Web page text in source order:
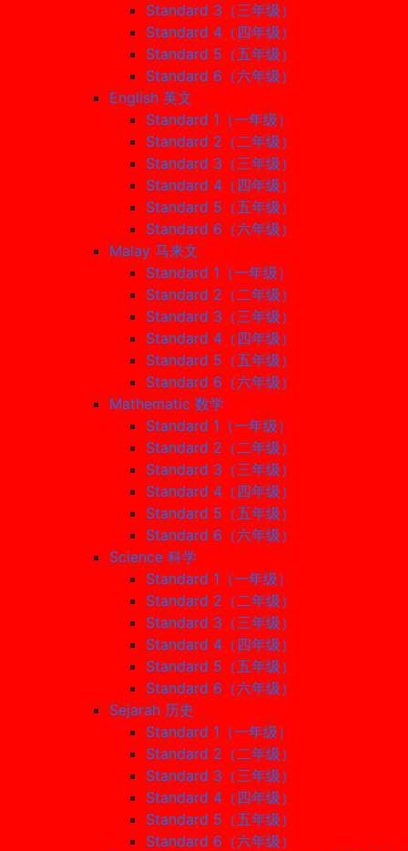
Standard 3（三年级）
Standard 4（四年级）
Standard 5（五年级）
Standard 6（六年级）
English 英文
Standard 1（一年级）
Standard 2（二年级）
Standard 3（三年级）
Standard 4（四年级）
Standard 5（五年级）
Standard 6（六年级）
Malay 马来文
Standard 1（一年级）
Standard 2（二年级）
Standard 3（三年级）
Standard 4（四年级）
Standard 5（五年级）
Standard 6（六年级）
Mathematic 数学
Standard 1（一年级）
Standard 2（二年级）
Standard 3（三年级）
Standard 4（四年级）
Standard 5（五年级）
Standard 6（六年级）
Science 科学
Standard 1（一年级）
Standard 2（二年级）
Standard 3（三年级）
Standard 4（四年级）
Standard 5（五年级）
Standard 6（六年级）
Sejarah 历史
Standard 1（一年级）
Standard 2（二年级）
Standard 3（三年级）
Standard 4（四年级）
Standard 5（五年级）
Standard 6（六年级）